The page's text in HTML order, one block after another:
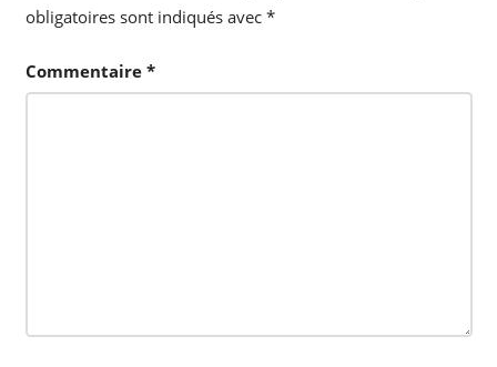
obligatoires sont indiqués avec *
Commentaire *